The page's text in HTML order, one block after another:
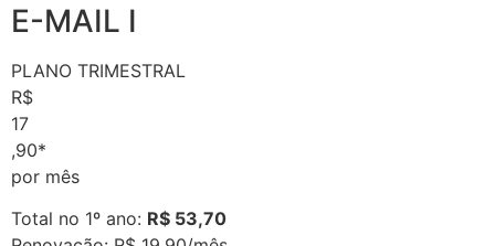
E-MAIL I
PLANO TRIMESTRAL
R$
17
,90*
por mês
Total no 1º ano: R$ 53,70